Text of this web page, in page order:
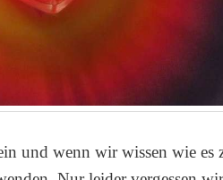
und wenn wir wissen wie es